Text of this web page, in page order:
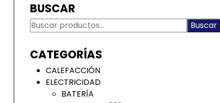
BUSCAR
Buscar
por:
Buscar
CATEGORÍAS
CALEFACCIÓN
ELECTRICIDAD
BATERÍA